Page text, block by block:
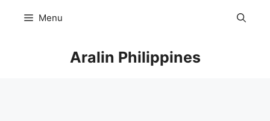
Menu
Aralin Philippines